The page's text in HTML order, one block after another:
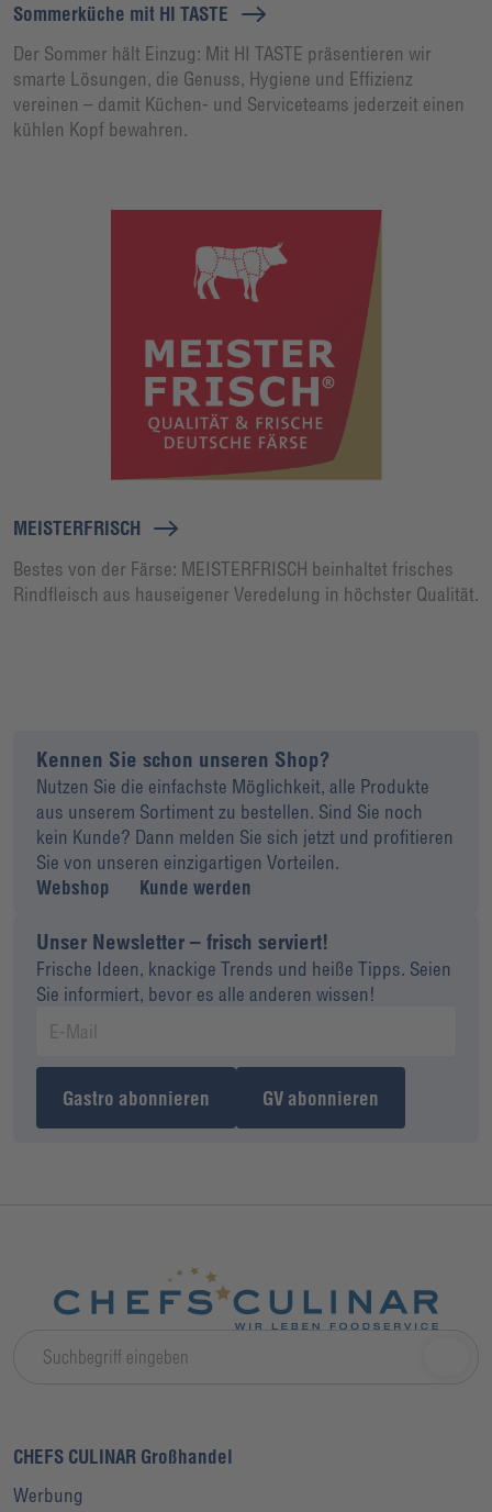
Sommerküche mit HI TASTE
Der Sommer hält Einzug: Mit HI TASTE präsentieren wir
smarte Lösungen, die Genuss, Hygiene und Effizienz
vereinen – damit Küchen- und Serviceteams jederzeit einen
kühlen Kopf bewahren.
MEISTERFRISCH
Bestes von der Färse: MEISTERFRISCH beinhaltet frisches
Rindfleisch aus hauseigener Veredelung in höchster Qualität.
Kennen Sie schon unseren Shop?
Nutzen Sie die einfachste Möglichkeit, alle Produkte
aus unserem Sortiment zu bestellen. Sind Sie noch
kein Kunde? Dann melden Sie sich jetzt und profitieren
Sie von unseren einzigartigen Vorteilen.
Webshop
Kunde werden
Unser Newsletter – frisch serviert!
Frische Ideen, knackige Trends und heiße Tipps. Seien
Sie informiert, bevor es alle anderen wissen!
Gastro abonnieren GV abonnieren
CHEFS CULINAR Großhandel
Werbung